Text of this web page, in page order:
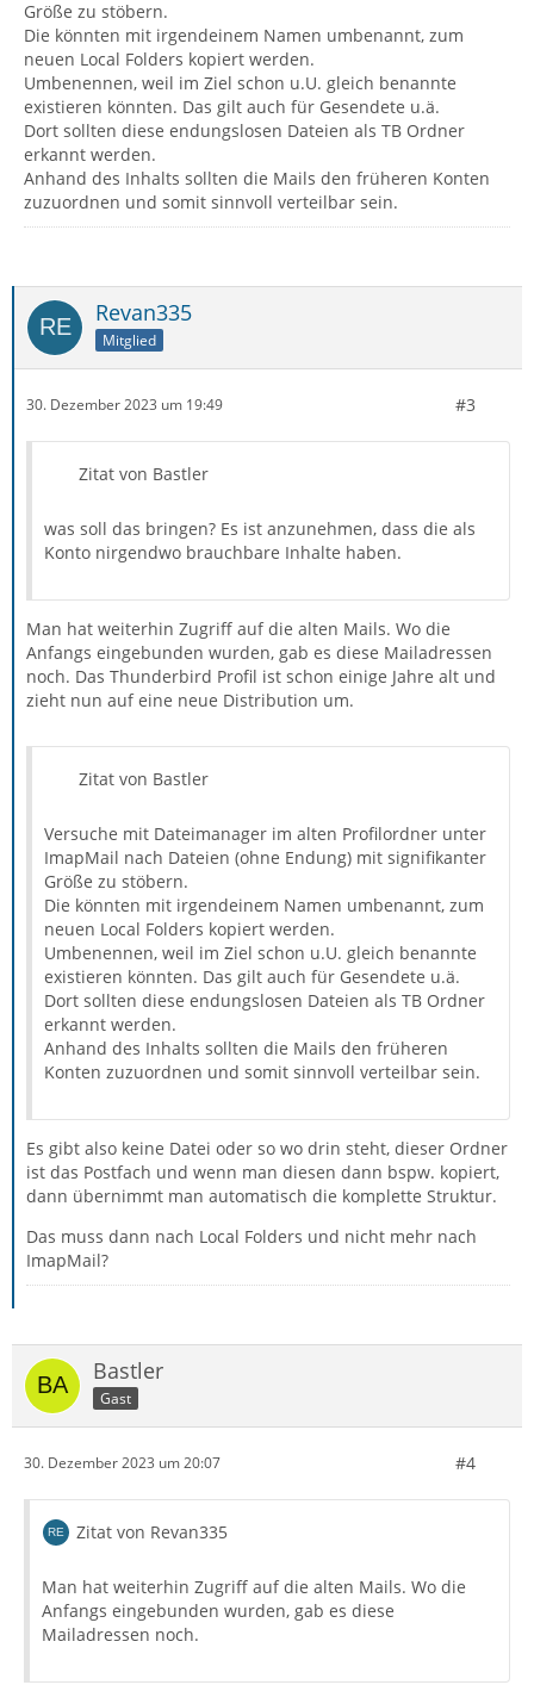
Größe zu stöbern.
Die könnten mit irgendeinem Namen umbenannt, zum
neuen Local Folders kopiert werden.
Umbenennen, weil im Ziel schon u.U. gleich benannte
existieren könnten. Das gilt auch für Gesendete u.ä.
Dort sollten diese endungslosen Dateien als TB Ordner
erkannt werden.
Anhand des Inhalts sollten die Mails den früheren Konten
zuzuordnen und somit sinnvoll verteilbar sein.
Revan335
Mitglied
30. Dezember 2023 um 19:49 #3
Zitat von Bastler
was soll das bringen? Es ist anzunehmen, dass die als
Konto nirgendwo brauchbare Inhalte haben.
Man hat weiterhin Zugriff auf die alten Mails. Wo die
Anfangs eingebunden wurden, gab es diese Mailadressen
noch. Das Thunderbird Profil ist schon einige Jahre alt und
zieht nun auf eine neue Distribution um.
Zitat von Bastler
Versuche mit Dateimanager im alten Profilordner unter
ImapMail nach Dateien (ohne Endung) mit signifikanter
Größe zu stöbern.
Die könnten mit irgendeinem Namen umbenannt, zum
neuen Local Folders kopiert werden.
Umbenennen, weil im Ziel schon u.U. gleich benannte
existieren könnten. Das gilt auch für Gesendete u.ä.
Dort sollten diese endungslosen Dateien als TB Ordner
erkannt werden.
Anhand des Inhalts sollten die Mails den früheren
Konten zuzuordnen und somit sinnvoll verteilbar sein.
Es gibt also keine Datei oder so wo drin steht, dieser Ordner
ist das Postfach und wenn man diesen dann bspw. kopiert,
dann übernimmt man automatisch die komplette Struktur.
Das muss dann nach Local Folders und nicht mehr nach
ImapMail?
Bastler
Gast
30. Dezember 2023 um 20:07 #4
Zitat von Revan335
Man hat weiterhin Zugriff auf die alten Mails. Wo die
Anfangs eingebunden wurden, gab es diese
Mailadressen noch.